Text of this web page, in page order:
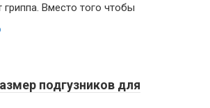
гриппа. Вместо того чтобы
подгузников для